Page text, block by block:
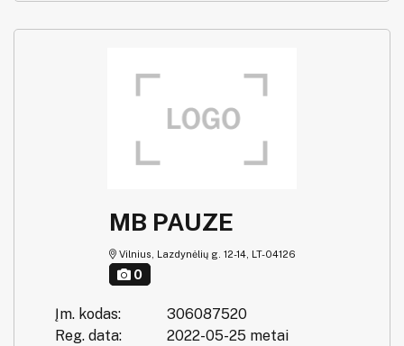
MB PAUZE
Vilnius, Lazdynėlių g. 12-14, LT-04126
0
Įm. kodas:
306087520
Reg. data:
2022-05-25 metai